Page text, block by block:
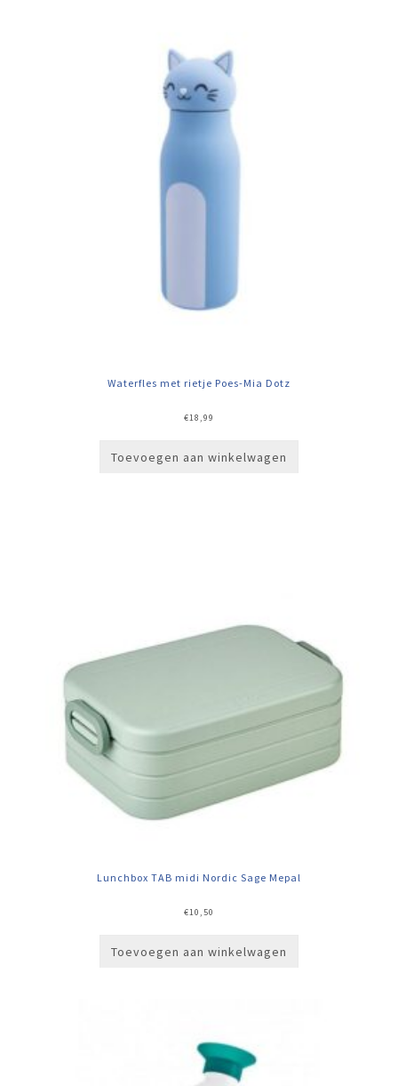
Waterfles met rietje Poes-Mia Dotz
€18,99
Toevoegen aan winkelwagen
Lunchbox TAB midi Nordic Sage Mepal
€10,50
Toevoegen aan winkelwagen